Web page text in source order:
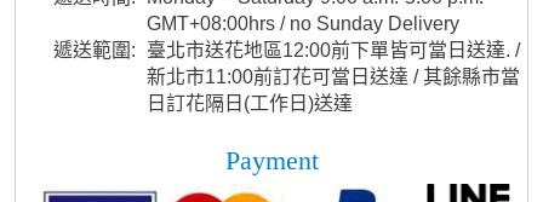
GMT+08:00hrs / no Sunday Delivery
遞送範圍:
臺北市送花地區12:00前下單皆可當日送達. /
新北市11:00前訂花可當日送達 / 其餘縣市當
日訂花隔日(工作日)送達
Payment